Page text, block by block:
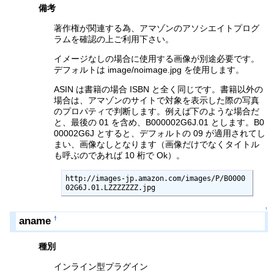
備考
著作権が関連する為、アマゾンのアソシエイトプログ
ラムを確認の上ご利用下さい。
イメージなしの場合に使用する画像が別途必要です。
デフォルトは image/noimage.jpg を使用します。
ASIN は書籍の場合 ISBN と全く同じです。書籍以外の
場合は、アマゾンのサイトで対象を表示した際の写真
のプロパティで判断します。例えば下のような場合だ
と、最後の 01 を含め、B000002G6J.01 とします。B0
00002G6J とすると、デフォルトの 09 が適用されてし
まい、画像なしとなります（画像だけでなくタイトル
も呼ぶのであれば 10 桁で Ok）。
http://images-jp.amazon.com/images/P/B0000
02G6J.01.LZZZZZZZ.jpg
↑
aname †
種別
インライン型プラグイン